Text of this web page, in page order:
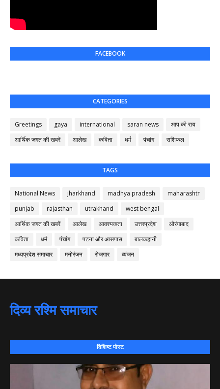
FACEBOOK
CATEGORIES
Greetings gaya international saran news
आप की राय
आर्थिक जगत की खबरें
आलेख कविता धर्म पंचांग राशिफल
TAGS
National News jharkhand madhya pradesh
maharashtr
punjab
rajasthan utrakhand
west bengal
आर्थिक जगत की खबरें
आलेख आवश्यकता उत्तरप्रदेश
औरंगाबाद
कविता
धर्म पंचांग पटना और आसपास
बालकहानी
मध्यप्रदेश समाचार
मनोरंजन रोजगार व्यंजन
दिव्य रश्मि समाचार
विशिष्ट पोस्ट